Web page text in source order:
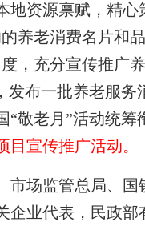
地资源禀赋，精
养老消费名片和
，充分宣传推广
发布一批养老服
“敬老月”活动统
宣传推广活动。
场监管总局、国
企业代表，民政